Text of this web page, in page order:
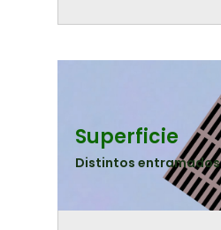
Superficie
Distintos entramados